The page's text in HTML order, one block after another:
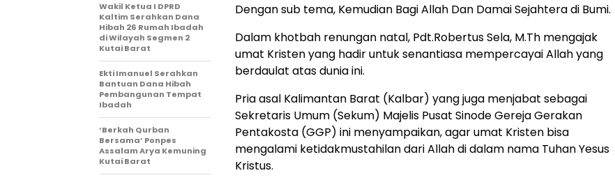
Dengan sub tema, Kemudian Bagi Allah Dan Damai Sejahtera di Bumi.
Dalam khotbah renungan natal, Pdt.Robertus Sela, M.Th mengajak
umat Kristen yang hadir untuk senantiasa mempercayai Allah yang
berdaulat atas dunia ini.
Pria asal Kalimantan Barat (Kalbar) yang juga menjabat sebagai
Sekretaris Umum (Sekum) Majelis Pusat Sinode Gereja Gerakan
Pentakosta (GGP) ini menyampaikan, agar umat Kristen bisa
mengalami ketidakmustahilan dari Allah di dalam nama Tuhan Yesus
Kristus.
Wakil Ketua I DPRD
Kaltim Serahkan Dana
Hibah 26 Rumah Ibadah
di Wilayah Segmen 2
Kutai Barat
Ekti Imanuel Serahkan
Bantuan Dana Hibah
Pembangunan Tempat
Ibadah
‘Berkah Qurban
Bersama’ Ponpes
Assalam Arya Kemuning
Kutai Barat